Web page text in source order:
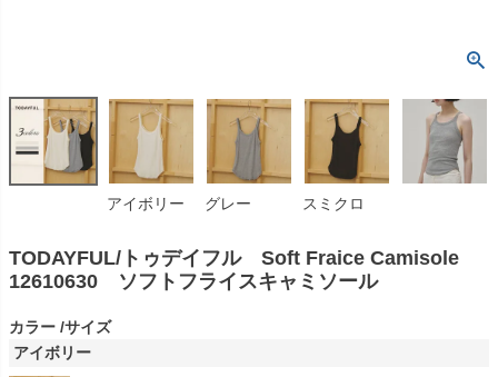
アイボリー グレー スミクロ
TODAYFUL/トゥデイフル Soft Fraice Camisole
12610630 ソフトフライスキャミソール
カラー サイズ
アイボリー